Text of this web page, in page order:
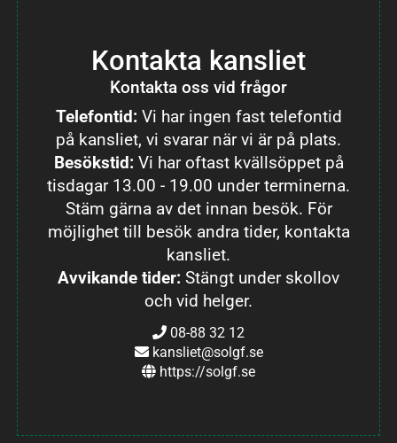
Kontakta kansliet
Kontakta oss vid frågor
Telefontid: Vi har ingen fast telefontid
på kansliet, vi svarar när vi är på plats.
Besökstid: Vi har oftast kvällsöppet på
tisdagar 13.00 - 19.00 under terminerna.
Stäm gärna av det innan besök. För
möjlighet till besök andra tider, kontakta
kansliet.
Avvikande tider: Stängt under skollov
och vid helger.
08-88 32 12
kansliet@solgf.se
https://solgf.se